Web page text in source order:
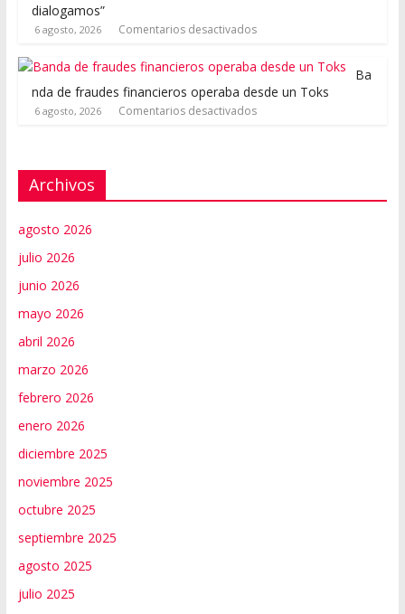
dialogamos”
6 agosto, 2026 Comentarios desactivados
Ba
nda de fraudes financieros operaba desde un Toks
6 agosto, 2026 Comentarios desactivados
Archivos
agosto 2026
julio 2026
junio 2026
mayo 2026
abril 2026
marzo 2026
febrero 2026
enero 2026
diciembre 2025
noviembre 2025
octubre 2025
septiembre 2025
agosto 2025
julio 2025